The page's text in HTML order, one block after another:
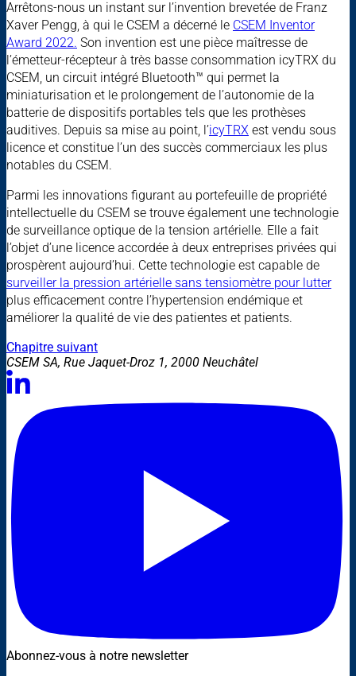
Arrêtons-nous un instant sur l’invention brevetée de Franz
Xaver Pengg, à qui le CSEM a décerné le CSEM Inventor
Award 2022. Son invention est une pièce maîtresse de
l’émetteur-récepteur à très basse consommation icyTRX du
CSEM, un circuit intégré Bluetooth™ qui permet la
miniaturisation et le prolongement de l’autonomie de la
batterie de dispositifs portables tels que les prothèses
auditives. Depuis sa mise au point, l’icyTRX est vendu sous
licence et constitue l’un des succès commerciaux les plus
notables du CSEM.
Parmi les innovations figurant au portefeuille de propriété
intellectuelle du CSEM se trouve également une technologie
de surveillance optique de la tension artérielle. Elle a fait
l’objet d’une licence accordée à deux entreprises privées qui
prospèrent aujourd’hui. Cette technologie est capable de
surveiller la pression artérielle sans tensiomètre pour lutter
plus efficacement contre l’hypertension endémique et
améliorer la qualité de vie des patientes et patients.
Chapitre suivant
CSEM SA, Rue Jaquet-Droz 1, 2000 Neuchâtel
Abonnez-vous à notre newsletter